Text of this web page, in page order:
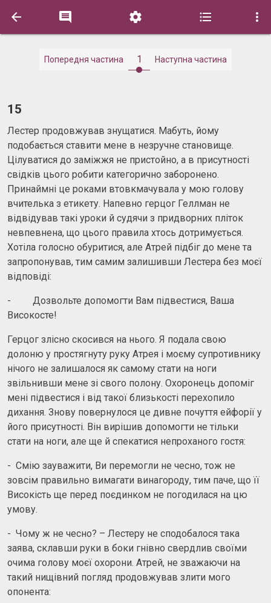
    
Попередня частина 1 Наступна частина
15
Лестер продовжував знущатися. Мабуть, йому
подобається ставити мене в незручне становище.
Цілуватися до заміжжя не пристойно, а в присутності
свідків цього робити категорично заборонено.
Принаймні це роками втовкмачувала у мою голову
вчителька з етикету. Напевно герцог Геллман не
відвідував такі уроки й судячи з придворних пліток
невпевнена, що цього правила хтось дотримується.
Хотіла голосно обуритися, але Атрей підбіг до мене та
запропонував, тим самим залишивши Лестера без моєї
відповіді:
- Дозвольте допомогти Вам підвестися, Ваша
Високосте!
Герцог злісно скосився на нього. Я подала свою
долоню у простягнуту руку Атрея і моєму супротивнику
нічого не залишалося як самому стати на ноги
звільнивши мене зі свого полону. Охоронець допоміг
мені підвестися і від такої близькості перехопило
дихання. Знову повернулося це дивне почуття ейфорії у
його присутності. Він вирішив допомогти не тільки
стати на ноги, але ще й спекатися непроханого гостя:
- Смію зауважити, Ви перемогли не чесно, тож не
зовсім правильно вимагати винагороду, тим паче, що її
Високість ще перед поєдинком не погодилася на цю
умову.
- Чому ж не чесно? – Лестеру не сподобалося така
заява, склавши руки в боки гнівно свердлив своїми
очима голову моєї охорони. Атрей, не зважаючи на
такий нищівний погляд продовжував злити мого
опонента: